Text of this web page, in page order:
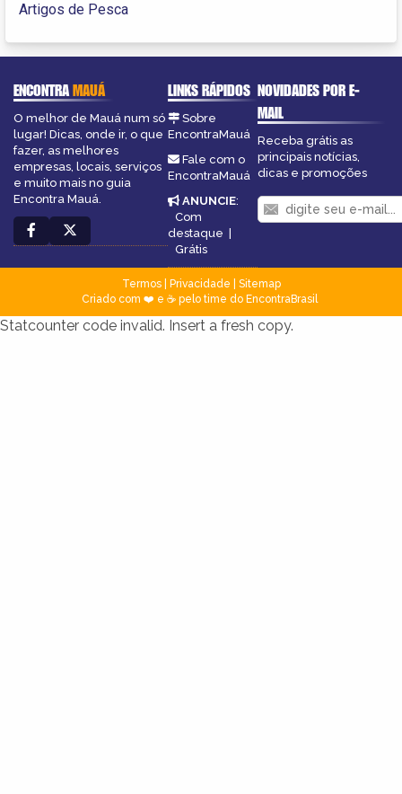
Artigos de Pesca
ENCONTRAMAUÁ
O melhor de Mauá num só
lugar! Dicas, onde ir, o que
fazer, as melhores
empresas, locais, serviços
e muito mais no guia
Encontra Mauá.
LINKS RÁPIDOS
Sobre
EncontraMauá
Fale com o
EncontraMauá
ANUNCIE:
Com
destaque
Grátis
NOVIDADES POR E-
MAIL
Receba grátis as
principais notícias,
dicas e promoções
Termos| Privacidade
Sitemap
Criado com ❤️ e ☕ pelo time do EncontraBrasil
Statcounter code invalid. Insert a fresh copy.